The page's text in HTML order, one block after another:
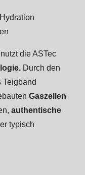
die ASTec
Durch den
Teigband
Gaszellen
authentische
typisch